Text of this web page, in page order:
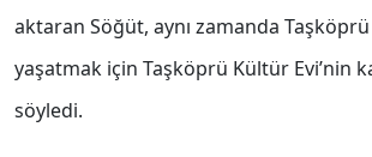
aktaran Söğüt, aynı zamanda
yaşatmak için Taşköprü Kültür Evi’nin
söyledi.